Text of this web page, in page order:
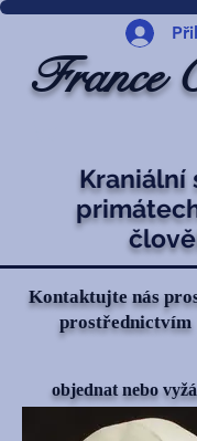
France
Kraniální
Kontaktujte nás
prostřednictvím
objednat nebo